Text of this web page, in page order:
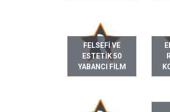
FELSEFI VE
ESTETIK 50
YABANCI FILM